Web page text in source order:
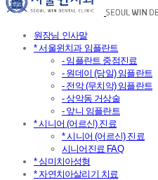
원장님 인사말
* 서울윈치과 임플란트
- 임플란트 중점진료
- 원데이 (당일) 임플란트
- 전악 (무치악) 임플란트
- 상악동 거상술
- 앞니 임플란트
* 시니어 (어르신) 진료
* 시니어 (어르신) 진료
시니어진료 FAQ
* 심미치아성형
* 자연치아살리기 치료